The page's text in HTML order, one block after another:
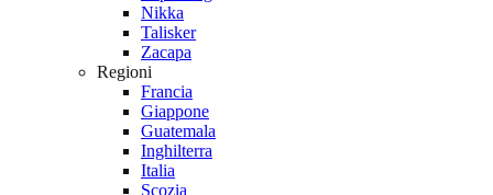
Nikka
Talisker
Zacapa
Regioni
Francia
Giappone
Guatemala
Inghilterra
Italia
Scozia